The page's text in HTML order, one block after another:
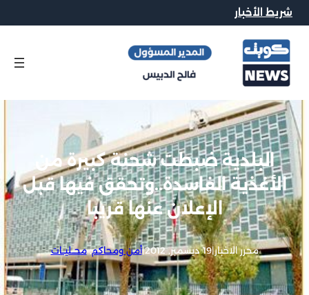
شريط الأخبار
البلدية ضبطت شحنة كبيرة من
الأغذية الفاسدة..وتحقق فيها قبل
الإعلان عنها قريبا
محرر الاخبار|19 ديسمبر, 2012 |أمن ومحاكم, محــليــات